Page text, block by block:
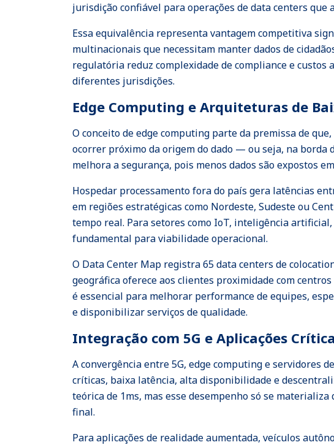
jurisdição confiável para operações de data centers que
Essa equivalência representa vantagem competitiva
multinacionais que necessitam manter dados de
regulatória reduz complexidade de compliance e
diferentes jurisdições.
Edge Computing e Arquiteturas de
O conceito de edge computing parte da premissa de
ocorrer próximo da origem do dado — ou seja, na borda
melhora a segurança, pois menos dados são expostos
Hospedar processamento fora do país gera latências
em regiões estratégicas como Nordeste, Sudeste ou
tempo real. Para setores como IoT, inteligência
fundamental para viabilidade operacional.
O Data Center Map registra 65 data centers de
geográfica oferece aos clientes proximidade com
é essencial para melhorar performance de equipes,
e disponibilizar serviços de qualidade.
Integração com 5G e Aplicações
A convergência entre 5G, edge computing e servidores
críticas, baixa latência, alta disponibilidade e
teórica de 1ms, mas esse desempenho só se
final.
Para aplicações de realidade aumentada, veículos